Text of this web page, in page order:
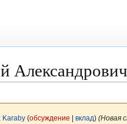
Александрович
Karaby (обсуждение вклад) (Новая